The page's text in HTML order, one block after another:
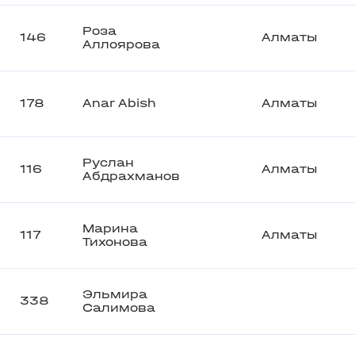
146
Роза
Аллоярова
Алматы
178 Anar Abish Алматы
116
Руслан
Абдрахманов
Алматы
117
Марина
Тихонова
Алматы
338
Эльмира
Салимова